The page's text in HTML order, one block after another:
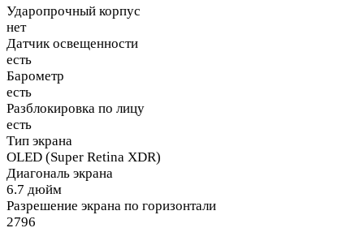
Ударопрочный корпус
нет
Датчик освещенности
есть
Барометр
есть
Разблокировка по лицу
есть
Тип экрана
OLED (Super Retina XDR)
Диагональ экрана
6.7 дюйм
Разрешение экрана по горизонтали
2796